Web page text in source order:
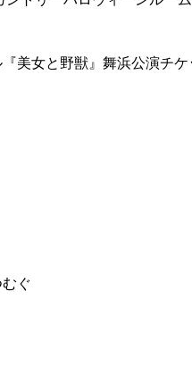
美女と野獣』舞浜公演チ
ぐ